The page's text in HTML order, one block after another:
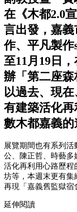
在《木都2.0
言出發，嘉
作、平凡製作
至11月19日
辦「第二座森
以過去、現
有建築活化
數木都嘉義的
展覽期間也有系列
公、陳正哲、時藝多
活化再利用心路歷程
坊等，本週末更有集
再現「嘉義舊監獄宿
延伸閱讀